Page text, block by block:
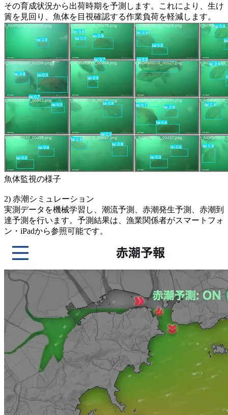
その育成状況から出荷時期を予測します。これにより、生け
簀を見回り、魚体を目視確認する作業負荷を軽減します。
魚体監視の様子
2) 赤潮シミュレーション
実測データを機械学習し、潮流予測、赤潮発生予測、赤潮到
達予測を行います。予測結果は、漁業関係者がスマートフォ
ン・iPadから参照可能です。